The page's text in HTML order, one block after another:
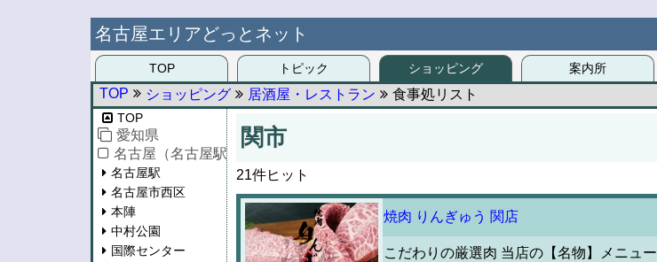
名古屋エリアどっとネット
TOP トピック ショッピング 案内所
TOP ショッピング 居酒屋・レストラン 食事処リスト
関市
21件ヒット
焼肉 りんぎゅう 関店
こだわりの厳選肉 当店の【名物】メニュー
TOP
愛知県
名古屋（名古屋駅/西区/中村区）
名古屋駅
名古屋市西区
本陣
中村公園
国際センター